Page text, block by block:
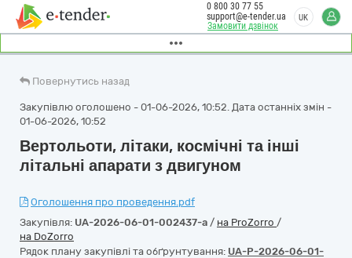
Замовити дзвінок
0 800 30 77 55
support@e-tender.ua
UK
Повернутись назад
Закупівлю оголошено - 01-06-2026, 10:52. Дата останніх змін -
01-06-2026, 10:52
Вертольоти, літаки, космічні та інші
літальні апарати з двигуном
Оголошення про проведення.pdf
Закупівля: UA-2026-06-01-002437-a / на ProZorro /
на DoZorro
Рядок плану закупівлі та обґрунтування: UA-P-2026-06-01-